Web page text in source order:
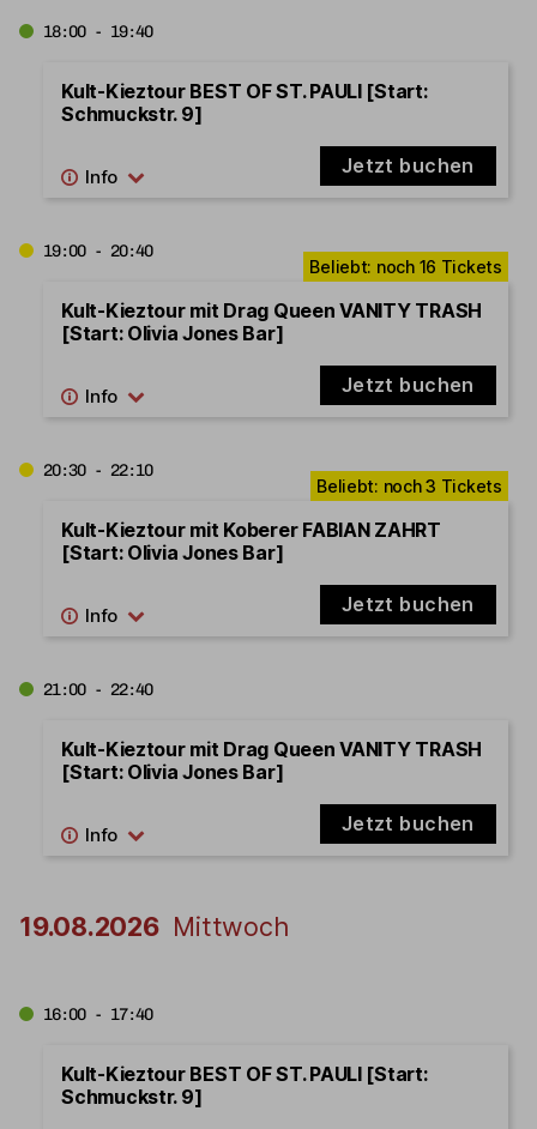
18:00 - 19:40
Kult-Kieztour BEST OF ST. PAULI [Start:
Schmuckstr. 9]
Jetzt buchen
19:00 - 20:40
Kult-Kieztour mit Drag Queen VANITY TRASH
[Start: Olivia Jones Bar]
Jetzt buchen
20:30 - 22:10
Kult-Kieztour mit Koberer FABIAN ZAHRT
[Start: Olivia Jones Bar]
Jetzt buchen
21:00 - 22:40
Kult-Kieztour mit Drag Queen VANITY TRASH
[Start: Olivia Jones Bar]
Jetzt buchen
19.08.2026 Mittwoch
16:00 - 17:40
Kult-Kieztour BEST OF ST. PAULI [Start:
Schmuckstr. 9]